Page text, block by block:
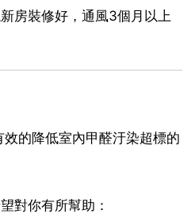
房裝修好，通風3個月以上
的降低室內甲醛汙染超標的
對你有所幫助：